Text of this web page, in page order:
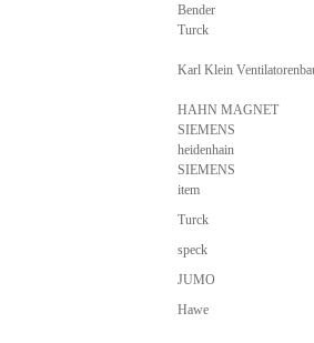
Bender
Turck
Karl Klein
HAHN MAGNET
SIEMENS
heidenhain
SIEMENS
item
Turck
speck
JUMO
Hawe